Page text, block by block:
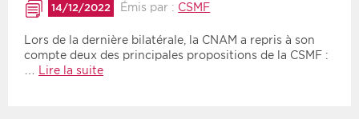
14/12/2022 Émis par : CSMF
Lors de la dernière bilatérale, la CNAM a repris à son
compte deux des principales propositions de la CSMF :
Lire la suite